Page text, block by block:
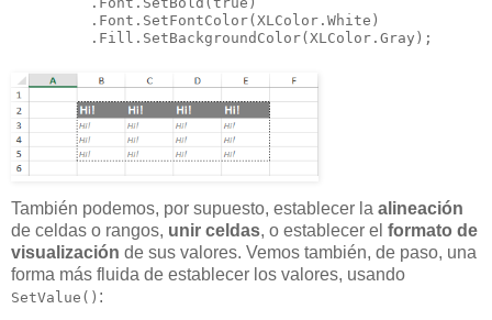
         .Font.SetFontColor(XLColor.White)
         .Fill.SetBackgroundColor(XLColor.Gray);
También podemos, por supuesto, establecer la alineación
de celdas o rangos, unir celdas, o establecer el formato de
visualización de sus valores. Vemos también, de paso, una
forma más fluida de establecer los valores, usando
SetValue() :